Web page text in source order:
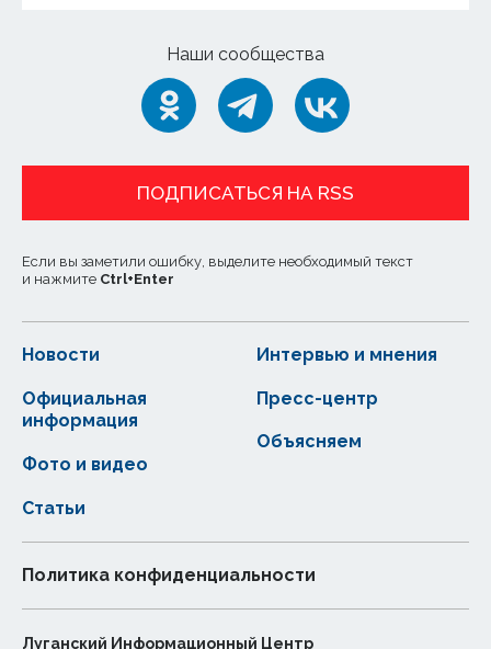
Наши сообщества
ПОДПИСАТЬСЯ НА RSS
Если вы заметили ошибку, выделите необходимый текст
и нажмите Ctrl+Enter
Новости
Статьи
Официальная
информация
Интервью и мнения
Фото и видео
Пресс-центр
Объясняем
Политика конфиденциальности
Луганский Информационный Центр